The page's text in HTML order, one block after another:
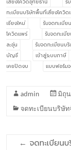
เสี่ยงโควิดอุทัยธานี
รั
ทะเบียนบริษัทพื้นที่เสี่ยงโควิด
เชียงใหม่
รับจดทะเบี
โควิดแพร่
รับจดทะเบี
ละอุ่น
รับจดทะเบียนบริ
บัญชี
เข้าสู่ระบบภาษี
เคยปิดงบ
แบบฟอร์ม
admin
มิถุ
จดทะเบียนบริษั
← จดทะเบียน